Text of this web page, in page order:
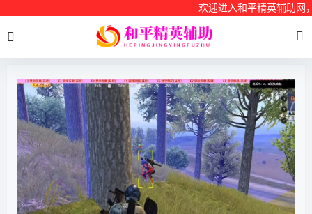
欢迎进入和平精英辅助网